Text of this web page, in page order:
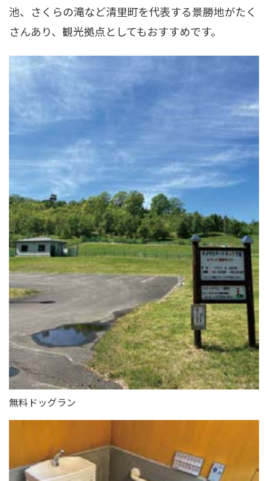
池、さくらの滝など清里町を代表する景勝地がたく
さんあり、観光拠点としてもおすすめです。
無料ドッグラン